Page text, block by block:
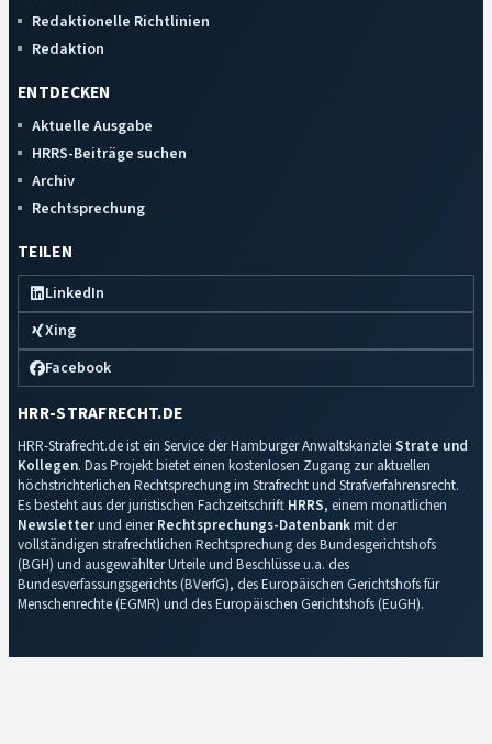
Redaktionelle Richtlinien
Redaktion
ENTDECKEN
Aktuelle Ausgabe
HRRS-Beiträge suchen
Archiv
Rechtsprechung
TEILEN
LinkedIn
Xing
Facebook
HRR-STRAFRECHT.DE
HRR-Strafrecht.de ist ein Service der Hamburger Anwaltskanzlei Strate und
Kollegen. Das Projekt bietet einen kostenlosen Zugang zur aktuellen
höchstrichterlichen Rechtsprechung im Strafrecht und Strafverfahrensrecht.
Es besteht aus der juristischen Fachzeitschrift HRRS, einem monatlichen
Newsletterund einerRechtsprechungs-Datenbankmit der
vollständigen strafrechtlichen Rechtsprechung des Bundesgerichtshofs
(BGH) und ausgewählter Urteile und Beschlüsse u.a. des
Bundesverfassungsgerichts (BVerfG), des Europäischen Gerichtshofs für
Menschenrechte (EGMR) und des Europäischen Gerichtshofs (EuGH).